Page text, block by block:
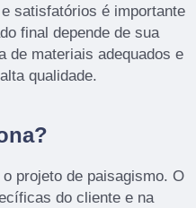
satisfatórios é importante
final depende de sua
de materiais adequados e
qualidade.
projeto de paisagismo. O
do cliente e na